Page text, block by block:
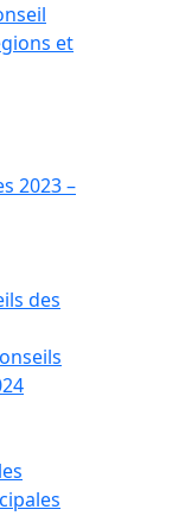
et
2023 –
des